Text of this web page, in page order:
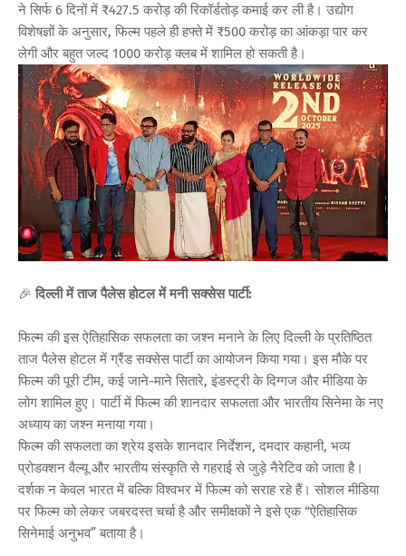
ने सिर्फ 6 दिनों में ₹427.5 करोड़ की रिकॉर्डतोड़ कमाई कर ली है। उद्योग
विशेषज्ञों के अनुसार, फिल्म पहले ही हफ्ते में ₹500 करोड़ का आंकड़ा पार कर
लेगी और बहुत जल्द 1000 करोड़ क्लब में शामिल हो सकती है।
🎉 दिल्ली में ताज पैलेस होटल में मनी सक्सेस पार्टी:
फिल्म की इस ऐतिहासिक सफलता का जश्न मनाने के लिए दिल्ली के प्रतिष्ठित
ताज पैलेस होटल में ग्रैंड सक्सेस पार्टी का आयोजन किया गया। इस मौके पर
फिल्म की पूरी टीम, कई जाने-माने सितारे, इंडस्ट्री के दिग्गज और मीडिया के
लोग शामिल हुए। पार्टी में फिल्म की शानदार सफलता और भारतीय सिनेमा के नए
अध्याय का जश्न मनाया गया।
फिल्म की सफलता का श्रेय इसके शानदार निर्देशन, दमदार कहानी, भव्य
प्रोडक्शन वैल्यू और भारतीय संस्कृति से गहराई से जुड़े नैरेटिव को जाता है।
दर्शक न केवल भारत में बल्कि विश्वभर में फिल्म को सराह रहे हैं। सोशल मीडिया
पर फिल्म को लेकर जबरदस्त चर्चा है और समीक्षकों ने इसे एक “ऐतिहासिक
सिनेमाई अनुभव” बताया है।